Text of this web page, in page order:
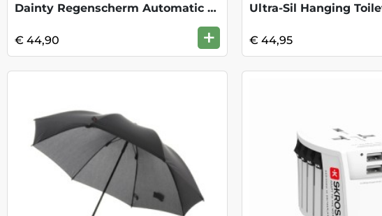
Dainty Regenscherm Automatic - Black
€ 44,90 + € 44,95